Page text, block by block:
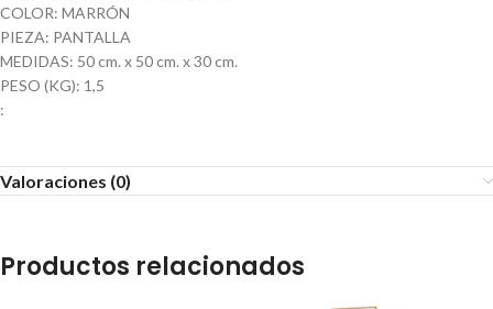
COLOR: MARRÓN
PIEZA: PANTALLA
MEDIDAS: 50 cm. x 50 cm. x 30 cm.
PESO (KG): 1,5
:
Valoraciones (0)
Productos relacionados